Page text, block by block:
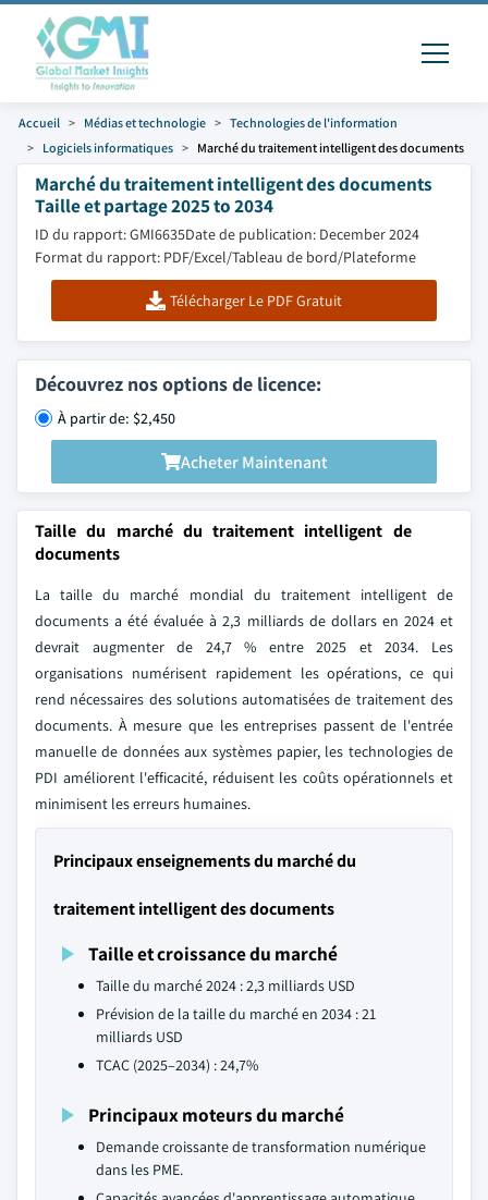
Accueil Médias et technologie
Technologies de l'information
Logiciels informatiques
Marché du traitement intelligent des documents
Marché du traitement intelligent des documents
Taille et partage 2025 to 2034
ID du rapport: GMI6635Date de publication: December 2024
Format du rapport: PDF/Excel/Tableau de bord/Plateforme
Télécharger Le PDF Gratuit
Découvrez nos options de licence:
À partir de: $2,450
Acheter Maintenant
Taille du marché du traitement intelligent de
documents
La taille du marché mondial du traitement intelligent de
documents a été évaluée à 2,3 milliards de dollars en 2024 et
devrait augmenter de 24,7 % entre 2025 et 2034. Les
organisations numérisent rapidement les opérations, ce qui
rend nécessaires des solutions automatisées de traitement des
documents. À mesure que les entreprises passent de l'entrée
manuelle de données aux systèmes papier, les technologies de
PDI améliorent l'efficacité, réduisent les coûts opérationnels et
minimisent les erreurs humaines.
Principaux enseignements du marché du
traitement intelligent des documents
Taille et croissance du marché
Taille du marché 2024 : 2,3 milliards USD
Prévision de la taille du marché en 2034 : 21
milliards USD
TCAC (2025–2034) : 24,7%
Principaux moteurs du marché
Demande croissante de transformation numérique
dans les PME.